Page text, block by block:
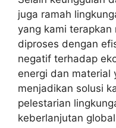
juga ramah
yang kami terapkan
diproses dengan
negatif terhadap
energi dan material
menjadikan solusi
pelestarian
keberlanjutan